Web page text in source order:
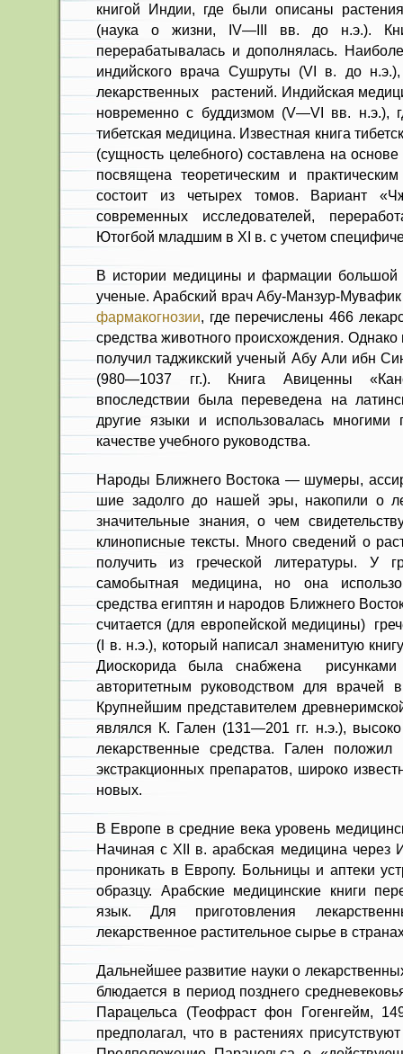
книгой Индии, где были описаны
(наука о жизни, IV—III вв. до н.э.).
перерабатывалась и дополнялась.
индийского врача Сушруты (VI в. до
лекарственных растений. Индийская
новременно с буддизмом (V—VI вв. н.э.),
тибет­ская медицина. Известная книга
(сущ­ность целебного) составлена на
посвящена теоретическим и
состоит из четырех томов. Вариант
современных исследователей,
Ютогбой младшим в XI в. с учетом
В истории медицины и фармации большой
уче­ные. Арабский врач Абу-Манзур-Мувафик
фармакогнозии, где перечислены 466
средства животного происхождения.
получил тад­жикский ученый Абу Али ибн
(980—1037 гг.). Книга Авиценны
впоследствии была переведена на
другие языки и использовалась многими
качестве учебного руководства.
Народы Ближнего Востока — шу­меры,
шие задолго до нашей эры, накопили о
значитель­ные знания, о чем
клинописные тексты. Много сведений о
получить из греческой литературы. У
самобытная медицина, но она
средства египтян и народов Ближнего
считается (для европейской медицины)
(I в. н.э.), который написал знаменитую
Диоскорида была снаб­жена
авторитетным руководством для врачей
Крупнейшим представителем
являлся К. Гален (131—201 гг. н.э.),
лекарственные сред­ства. Гален
экстракционных препаратов, широко
новых.
В Европе в средние века уровень
Начиная с XII в. арабская медицина через
проникать в Европу. Больницы и аптеки
образцу. Арабские медицинские книги
язык. Для приготов­ления
лекарственное растительное сырье в
Дальнейшее развитие науки о
блюдается в период позднего
Парацельса (Теофраст фон Гогенгейм,
предпола­гал, что в растениях